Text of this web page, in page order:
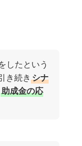
したという
き続きシナ
助成金の応